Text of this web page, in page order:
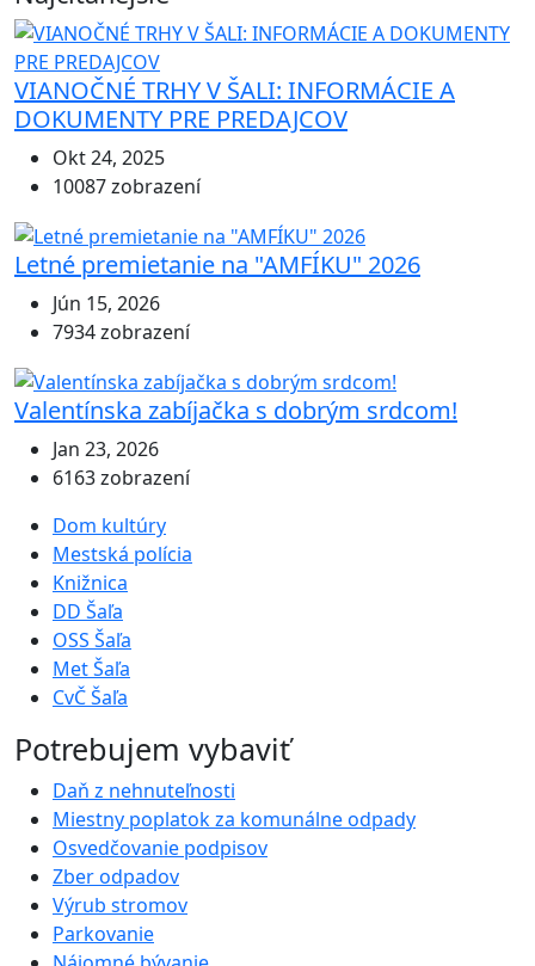
VIANOČNÉ TRHY V ŠALI: INFORMÁCIE A
DOKUMENTY PRE PREDAJCOV
Okt 24, 2025
10087 zobrazení
Letné premietanie na "AMFÍKU" 2026
Jún 15, 2026
7934 zobrazení
Valentínska zabíjačka s dobrým srdcom!
Jan 23, 2026
6163 zobrazení
Dom kultúry
Mestská polícia
Knižnica
DD Šaľa
OSS Šaľa
Met Šaľa
CvČ Šaľa
Potrebujem vybaviť
Daň z nehnuteľnosti
Miestny poplatok za komunálne odpady
Osvedčovanie podpisov
Zber odpadov
Výrub stromov
Parkovanie